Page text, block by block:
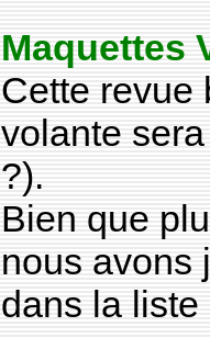
Maquettes
Cette revue
volante
?).
Bien que
nous avons
dans la